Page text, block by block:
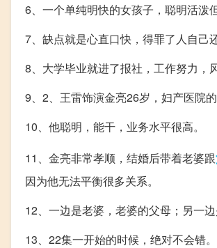
6、一个单纯明快的女孩子，聪明活泼
7、缺点就是心直口快，得罪了人自己
8、大学毕业就进了报社，工作努力，
9、2、王雷饰演金亮26岁，妇产医院的
10、他聪明，能干，业务水平很高。
11、金亮非常孝顺，结婚后带着老婆跟
因为他无法平衡很多关系。
12、一边是老婆，老婆的父母；另一
13、22集一开始的时候，绝对不会错。